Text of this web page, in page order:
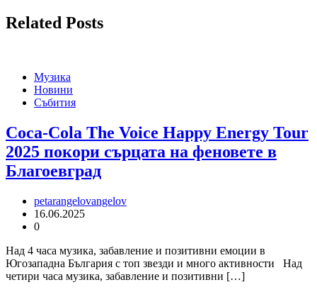
Related Posts
Музика
Новини
Събития
Coca-Cola The Voice Happy Energy Tour
2025 покори сърцата на феновете в
Благоевград
petarangelovangelov
16.06.2025
0
Над 4 часа музика, забавление и позитивни емоции в
Югозападна България с топ звезди и много активности Над
четири часа музика, забавление и позитивни […]